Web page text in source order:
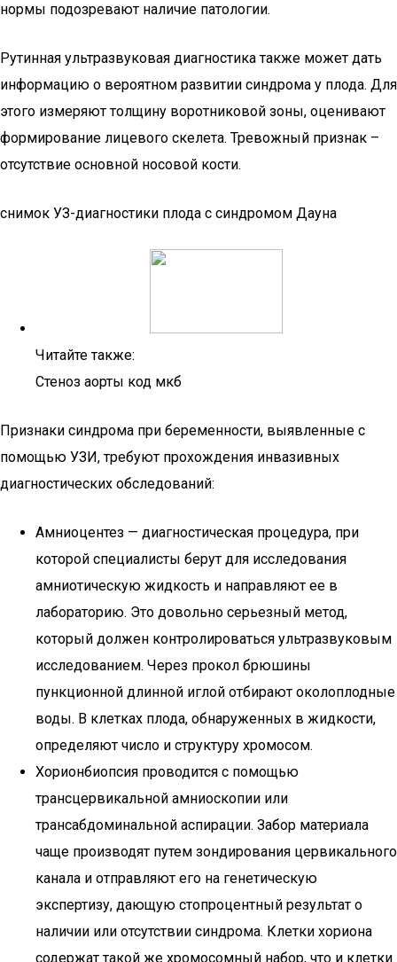
нормы подозревают наличие патологии.
Рутинная ультразвуковая диагностика также может дать
информацию о вероятном развитии синдрома у плода. Для
этого измеряют толщину воротниковой зоны, оценивают
формирование лицевого скелета. Тревожный признак –
отсутствие основной носовой кости.
снимок УЗ-диагностики плода с синдромом Дауна
Читайте также:
Стеноз аорты код мкб
Признаки синдрома при беременности, выявленные с
помощью УЗИ, требуют прохождения инвазивных
диагностических обследований:
Амниоцентез — диагностическая процедура, при
которой специалисты берут для исследования
амниотическую жидкость и направляют ее в
лабораторию. Это довольно серьезный метод,
который должен контролироваться ультразвуковым
исследованием. Через прокол брюшины
пункционной длинной иглой отбирают околоплодные
воды. В клетках плода, обнаруженных в жидкости,
определяют число и структуру хромосом.
Хорионбиопсия проводится с помощью
трансцервикальной амниоскопии или
трансабдоминальной аспирации. Забор материала
чаще производят путем зондирования цервикального
канала и отправляют его на генетическую
экспертизу, дающую стопроцентный результат о
наличии или отсутствии синдрома. Клетки хориона
содержат такой же хромосомный набор, что и клетки